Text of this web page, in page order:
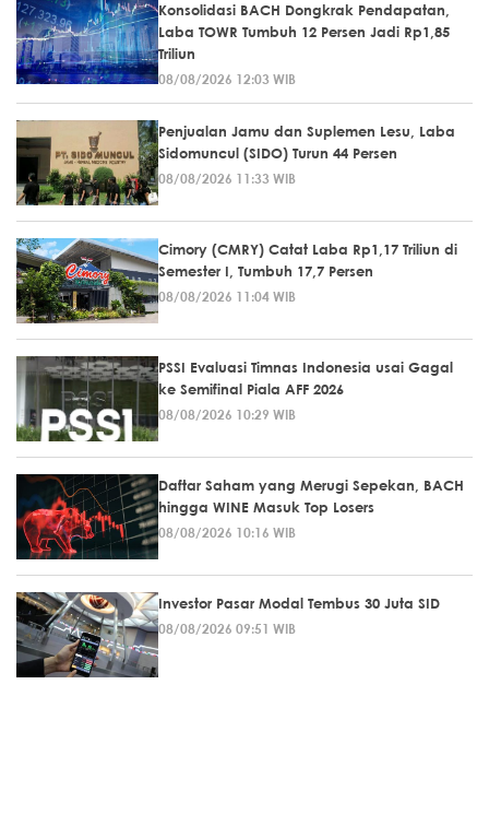
Konsolidasi BACH Dongkrak Pendapatan,
Laba TOWR Tumbuh 12 Persen Jadi Rp1,85
Triliun
08/08/2026 12:03 WIB
Penjualan Jamu dan Suplemen Lesu, Laba
Sidomuncul (SIDO) Turun 44 Persen
08/08/2026 11:33 WIB
Cimory (CMRY) Catat Laba Rp1,17 Triliun di
Semester I, Tumbuh 17,7 Persen
08/08/2026 11:04 WIB
PSSI Evaluasi Timnas Indonesia usai Gagal
ke Semifinal Piala AFF 2026
08/08/2026 10:29 WIB
Daftar Saham yang Merugi Sepekan, BACH
hingga WINE Masuk Top Losers
08/08/2026 10:16 WIB
Investor Pasar Modal Tembus 30 Juta SID
08/08/2026 09:51 WIB